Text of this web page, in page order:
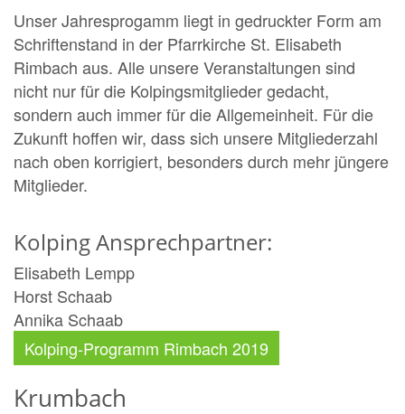
Unser Jahresprogamm liegt in gedruckter Form am
Schriftenstand in der Pfarrkirche St. Elisabeth
Rimbach aus. Alle unsere Veranstaltungen sind
nicht nur für die Kolpingsmitglieder gedacht,
sondern auch immer für die Allgemeinheit. Für die
Zukunft hoffen wir, dass sich unsere Mitgliederzahl
nach oben korrigiert, besonders durch mehr jüngere
Mitglieder.
Kolping Ansprechpartner:
Elisabeth Lempp
Horst Schaab
Annika Schaab
Kolping-Programm Rimbach 2019
Krumbach